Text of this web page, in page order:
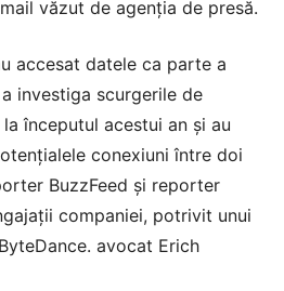
văzut de agenția de presă.
accesat datele ca parte a
investiga scurgerile de
începutul acestui an și au
conexiuni între doi
BuzzFeed și reporter
companiei, potrivit unui
avocat Erich